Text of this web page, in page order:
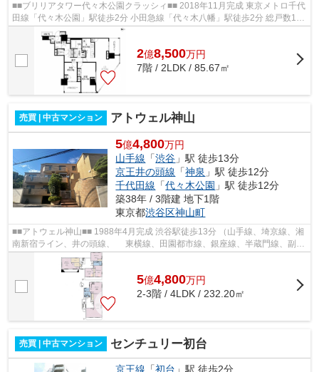
■■ブリリアタワー代々木公園クラッシィ■■ 2018年11月完成 東京メトロ千代
田線「代々木公園」駅徒歩2分 小田急線「代々木八幡」駅徒歩2分 総戸数195
戸、免震タワーレジデンス ペット...
2億8,500万円
7階 / 2LDK / 85.67㎡
売買 | 中古マンション アトウェル神山
5億4,800万円
山手線 「渋谷 」駅 徒歩13分
京王井の頭線 「神泉 」駅 徒歩12分
千代田線 「代々木公園 」駅 徒歩12分
築38年 / 3階建 地下1階
東京都渋谷区神山町
■■アトウェル神山■■ 1988年4月完成 渋谷駅徒歩13分 （山手線、埼京線、湘
南新宿ライン、井の頭線、 東横線、田園都市線、銀座線、半蔵門線、副都
心線） 神泉駅徒歩12分 （井の頭...
5億4,800万円
2-3階 / 4LDK / 232.20㎡
売買 | 中古マンション センチュリー初台
京王線 「初台 」駅 徒歩2分